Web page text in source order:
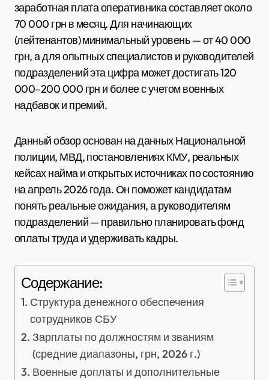
заработная плата оперативника составляет около
70 000 грн в месяц. Для начинающих
(лейтенантов) минимальный уровень — от 40 000
грн, а для опытных специалистов и руководителей
подразделений эта цифра может достигать 120
000–200 000 грн и более с учетом военных
надбавок и премий.
Данный обзор основан на данных Национальной
полиции, МВД, постановлениях КМУ, реальных
кейсах найма и открытых источниках по состоянию
на апрель 2026 года. Он поможет кандидатам
понять реальные ожидания, а руководителям
подразделений — правильно планировать фонд
оплаты труда и удерживать кадры.
Содержание:
Структура денежного обеспечения
сотрудников СБУ
Зарплаты по должностям и званиям
(средние диапазоны, грн, 2026 г.)
Военные доплаты и дополнительные